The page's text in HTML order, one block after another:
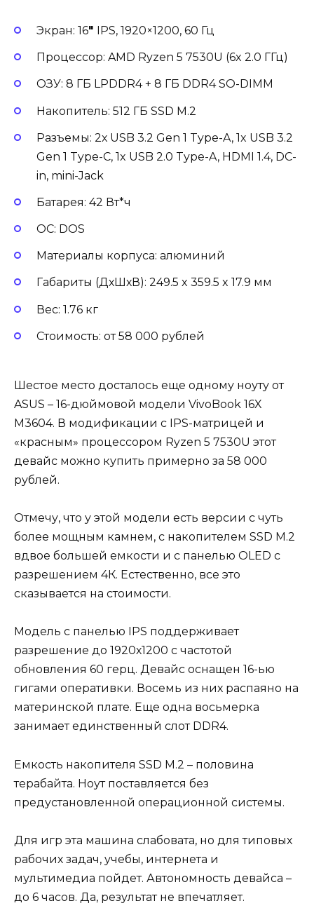
Экран: 16″ IPS, 1920×1200, 60 Гц
Процессор: AMD Ryzen 5 7530U (6x 2.0 ГГц)
ОЗУ: 8 ГБ LPDDR4 + 8 ГБ DDR4 SO-DIMM
Накопитель: 512 ГБ SSD М.2
Разъемы: 2х USB 3.2 Gen 1 Type-A, 1x USB 3.2
Gen 1 Type-C, 1x USB 2.0 Type-A, HDMI 1.4, DC-
in, mini-Jack
Батарея: 42 Вт*ч
ОС: DOS
Материалы корпуса: алюминий
Габариты (ДхШхВ): 249.5 x 359.5 x 17.9 мм
Вес: 1.76 кг
Стоимость: от 58 000 рублей
Шестое место досталось еще одному ноуту от
ASUS – 16-дюймовой модели VivoBook 16X
M3604. В модификации с IPS-матрицей и
«красным» процессором Ryzen 5 7530U этот
девайс можно купить примерно за 58 000
рублей.
Отмечу, что у этой модели есть версии с чуть
более мощным камнем, с накопителем SSD M.2
вдвое большей емкости и с панелью OLED с
разрешением 4К. Естественно, все это
сказывается на стоимости.
Модель с панелью IPS поддерживает
разрешение до 1920х1200 с частотой
обновления 60 герц. Девайс оснащен 16-ью
гигами оперативки. Восемь из них распаяно на
материнской плате. Еще одна восьмерка
занимает единственный слот DDR4.
Емкость накопителя SSD M.2 – половина
терабайта. Ноут поставляется без
предустановленной операционной системы.
Для игр эта машина слабовата, но для типовых
рабочих задач, учебы, интернета и
мультимедиа пойдет. Автономность девайса –
до 6 часов. Да, результат не впечатляет.